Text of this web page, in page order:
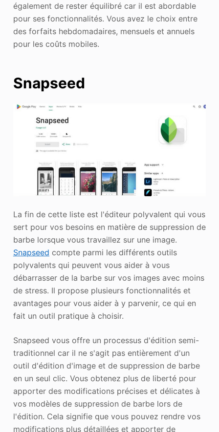
également de rester équilibré car il est abordable
pour ses fonctionnalités. Vous avez le choix entre
des forfaits hebdomadaires, mensuels et annuels
pour les coûts mobiles.
Snapseed
La fin de cette liste est l'éditeur polyvalent qui vous
sert pour vos besoins en matière de suppression de
barbe lorsque vous travaillez sur une image.
Snapseed compte parmi les différents outils
polyvalents qui peuvent vous aider à vous
débarrasser de la barbe sur vos images avec moins
de stress. Il propose plusieurs fonctionnalités et
avantages pour vous aider à y parvenir, ce qui en
fait un outil pratique à choisir.
Snapseed vous offre un processus d'édition semi-
traditionnel car il ne s'agit pas entièrement d'un
outil d'édition d'image et de suppression de barbe
en un seul clic. Vous obtenez plus de liberté pour
apporter des modifications précises et délicates à
vos modèles de suppression de barbe lors de
l'édition. Cela signifie que vous pouvez rendre vos
modifications plus détaillées et apporter de